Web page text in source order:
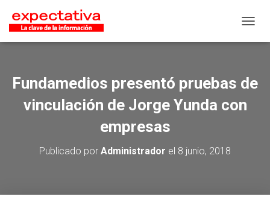
Fundamedios presentó pruebas de
vinculación de Jorge Yunda con
empresas
Publicado por Administrador el 8 junio, 2018